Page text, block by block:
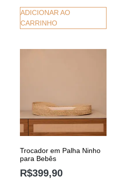
ADICIONAR AO
CARRINHO
Trocador em Palha Ninho
para Bebês
R$399,90